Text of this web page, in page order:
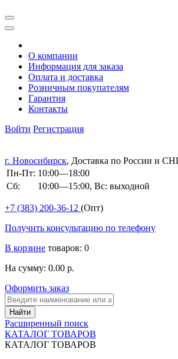
О компании
Информация для заказа
Оплата и доставка
Розничным покупателям
Гарантия
Контакты
Войти Регистрация
г. Новосибирск, Доставка по России и
Пн-Пт: 10:00—18:00
Сб:
10:00—15:00, Вс: выходной
+7 (383) 200-36-12 (Опт)
Получить консультацию по телефону
В корзине товаров: 0
На сумму: 0.00 р.
Оформить заказ
Расширенный поиск
КАТАЛОГ ТОВАРОВ
КАТАЛОГ ТОВАРОВ